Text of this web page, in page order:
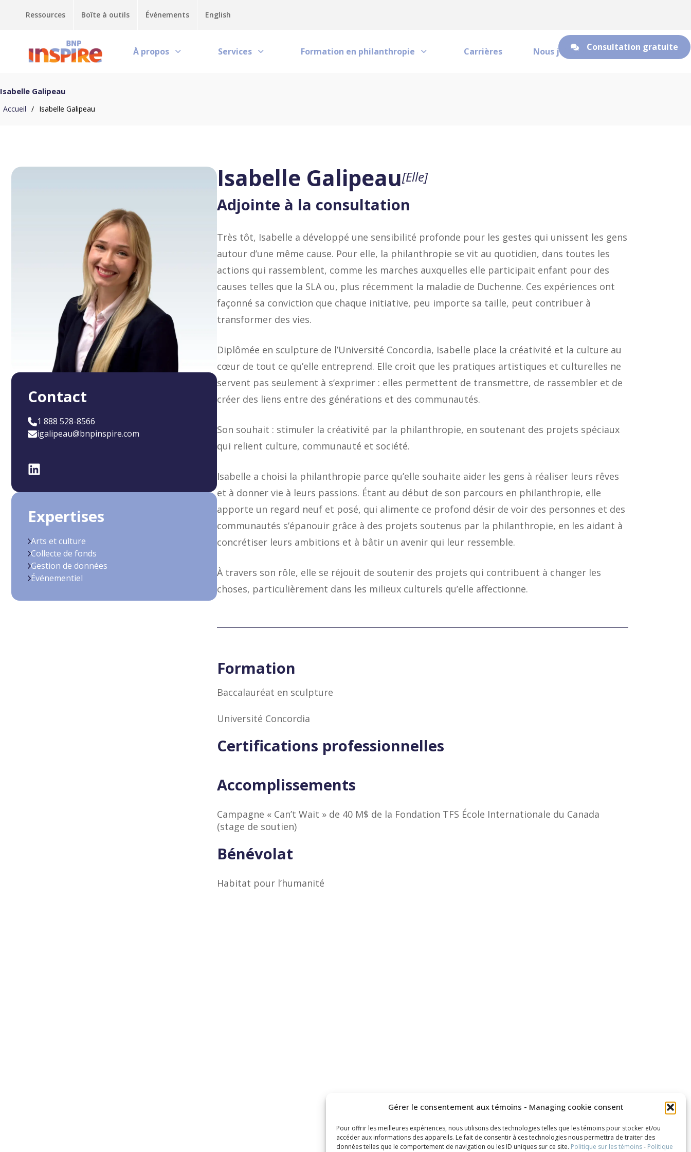
Gérer le consentement aux témoins - Managing cookie consent
Pour offrir les meilleures expériences, nous utilisons des technologies telles que les témoins pour stocker et/ou
accéder aux informations des appareils. Le fait de consentir à ces technologies nous permettra de traiter des
données telles que le comportement de navigation ou les ID uniques sur ce site. Politique sur les témoins- Politique
Ressources Boîte à outils Événements English
À propos Services Formation en philanthropie Carrières Nous joindre Consultation gratuite
Isabelle Galipeau
Accueil / Isabelle Galipeau
Contact
1 888 528-8566
igalipeau@bnpinspire.com
Expertises
Arts et culture
Collecte de fonds
Gestion de données
Événementiel
Isabelle Galipeau[Elle]
Adjointe à la consultation
Très tôt, Isabelle a développé une sensibilité profonde pour les gestes qui unissent les gens
autour d’une même cause. Pour elle, la philanthropie se vit au quotidien, dans toutes les
actions qui rassemblent, comme les marches auxquelles elle participait enfant pour des
causes telles que la SLA ou, plus récemment la maladie de Duchenne. Ces expériences ont
façonné sa conviction que chaque initiative, peu importe sa taille, peut contribuer à
transformer des vies.
Diplômée en sculpture de l’Université Concordia, Isabelle place la créativité et la culture au
cœur de tout ce qu’elle entreprend. Elle croit que les pratiques artistiques et culturelles ne
servent pas seulement à s’exprimer : elles permettent de transmettre, de rassembler et de
créer des liens entre des générations et des communautés.
Son souhait : stimuler la créativité par la philanthropie, en soutenant des projets spéciaux
qui relient culture, communauté et société.
Isabelle a choisi la philanthropie parce qu’elle souhaite aider les gens à réaliser leurs rêves
et à donner vie à leurs passions. Étant au début de son parcours en philanthropie, elle
apporte un regard neuf et posé, qui alimente ce profond désir de voir des personnes et des
communautés s’épanouir grâce à des projets soutenus par la philanthropie, en les aidant à
concrétiser leurs ambitions et à bâtir un avenir qui leur ressemble.
À travers son rôle, elle se réjouit de soutenir des projets qui contribuent à changer les
choses, particulièrement dans les milieux culturels qu’elle affectionne.
Formation
Baccalauréat en sculpture
Université Concordia
Certifications professionnelles
Accomplissements
Campagne « Can’t Wait » de 40 M$ de la Fondation TFS École Internationale du Canada
(stage de soutien)
Bénévolat
Habitat pour l’humanité